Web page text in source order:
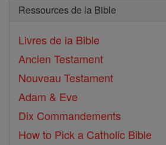
Ressources de la Bible
Livres de la Bible
Ancien Testament
Nouveau Testament
Adam & Eve
Dix Commandements
How to Pick a Catholic Bible